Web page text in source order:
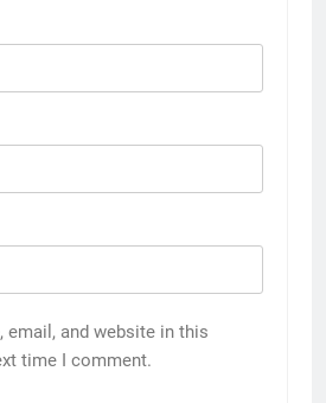
email, and website in this
time I comment.